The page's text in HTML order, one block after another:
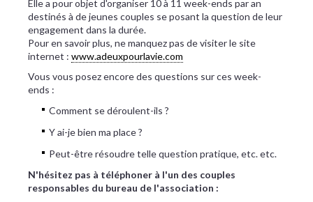
Elle a pour objet d'organiser 10 à 11 week-ends par an
destinés à de jeunes couples se posant la question de leur
engagement dans la durée.
Pour en savoir plus, ne manquez pas de visiter le site
internet : www.adeuxpourlavie.com
Vous vous posez encore des questions sur ces week-
ends :
Comment se déroulent-ils ?
Y ai-je bien ma place ?
Peut-être résoudre telle question pratique, etc. etc.
N'hésitez pas à téléphoner à l'un des couples
responsables du bureau de l'association :